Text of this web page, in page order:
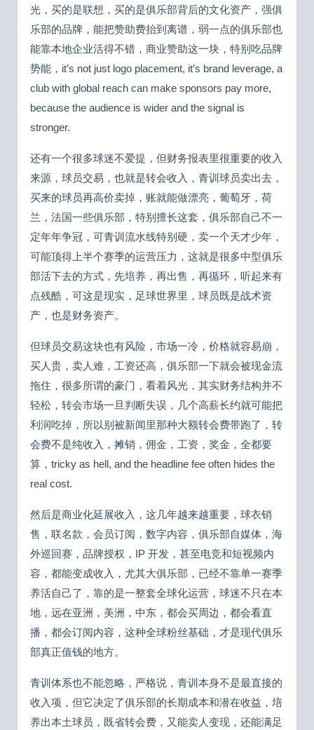
光，买的是联想，买的是俱乐部背后的文化资产，强俱
乐部的品牌，能把赞助费抬到离谱，弱一点的俱乐部也
能靠本地企业活得不错，商业赞助这一块，特别吃品牌
势能，it’s not just logo placement, it’s brand leverage, a
club with global reach can make sponsors pay more,
because the audience is wider and the signal is
stronger.
还有一个很多球迷不爱提，但财务报表里很重要的收入
来源，球员交易，也就是转会收入，青训球员卖出去，
买来的球员再高价卖掉，账就能做漂亮，葡萄牙，荷
兰，法国一些俱乐部，特别擅长这套，俱乐部自己不一
定年年争冠，可青训流水线特别硬，卖一个天才少年，
可能顶得上半个赛季的运营压力，这就是很多中型俱乐
部活下去的方式，先培养，再出售，再循环，听起来有
点残酷，可这是现实，足球世界里，球员既是战术资
产，也是财务资产。
但球员交易这块也有风险，市场一冷，价格就容易崩，
买人贵，卖人难，工资还高，俱乐部一下就会被现金流
拖住，很多所谓的豪门，看着风光，其实财务结构并不
轻松，转会市场一旦判断失误，几个高薪长约就可能把
利润吃掉，所以别被新闻里那种大额转会费带跑了，转
会费不是纯收入，摊销，佣金，工资，奖金，全都要
算，tricky as hell, and the headline fee often hides the
real cost.
然后是商业化延展收入，这几年越来越重要，球衣销
售，联名款，会员订阅，数字内容，俱乐部自媒体，海
外巡回赛，品牌授权，IP 开发，甚至电竞和短视频内
容，都能变成收入，尤其大俱乐部，已经不靠单一赛季
养活自己了，靠的是一整套全球化运营，球迷不只在本
地，远在亚洲，美洲，中东，都会买周边，都会看直
播，都会订阅内容，这种全球粉丝基础，才是现代俱乐
部真正值钱的地方。
青训体系也不能忽略，严格说，青训本身不是最直接的
收入项，但它决定了俱乐部的长期成本和潜在收益，培
养出本土球员，既省转会费，又能卖人变现，还能满足